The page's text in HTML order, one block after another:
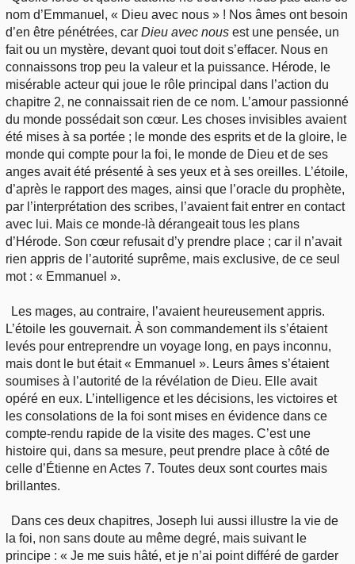
nom d’Emmanuel, « Dieu avec nous » ! Nos âmes ont besoin
d’en être pénétrées, car Dieu avec nous est une pensée, un
fait ou un mystère, devant quoi tout doit s’effacer. Nous en
connaissons trop peu la valeur et la puissance. Hérode, le
misérable acteur qui joue le rôle principal dans l’action du
chapitre 2, ne connaissait rien de ce nom. L’amour passionné
du monde possédait son cœur. Les choses invisibles avaient
été mises à sa portée ; le monde des esprits et de la gloire, le
monde qui compte pour la foi, le monde de Dieu et de ses
anges avait été présenté à ses yeux et à ses oreilles. L’étoile,
d’après le rapport des mages, ainsi que l’oracle du prophète,
par l’interprétation des scribes, l’avaient fait entrer en contact
avec lui. Mais ce monde-là dérangeait tous les plans
d’Hérode. Son cœur refusait d’y prendre place ; car il n’avait
rien appris de l’autorité suprême, mais exclusive, de ce seul
mot : « Emmanuel ».
Les mages, au contraire, l’avaient heureusement appris.
L’étoile les gouvernait. À son commandement ils s’étaient
levés pour entreprendre un voyage long, en pays inconnu,
mais dont le but était « Emmanuel ». Leurs âmes s’étaient
soumises à l’autorité de la révélation de Dieu. Elle avait
opéré en eux. L’intelligence et les décisions, les victoires et
les consolations de la foi sont mises en évidence dans ce
compte-rendu rapide de la visite des mages. C’est une
histoire qui, dans sa mesure, peut prendre place à côté de
celle d’Étienne en Actes 7. Toutes deux sont courtes mais
brillantes.
Dans ces deux chapitres, Joseph lui aussi illustre la vie de
la foi, non sans doute au même degré, mais suivant le
principe : « Je me suis hâté, et je n’ai point différé de garder